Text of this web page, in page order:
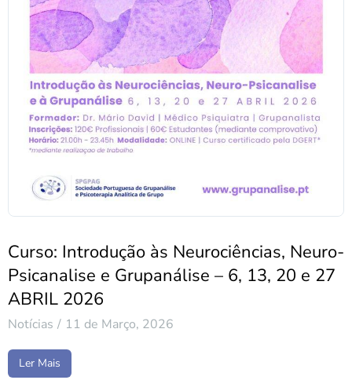
Curso: Introdução às Neurociências, Neuro-
Psicanalise e Grupanálise – 6, 13, 20 e 27
ABRIL 2026
Notícias 11 de Março, 2026
Ler Mais